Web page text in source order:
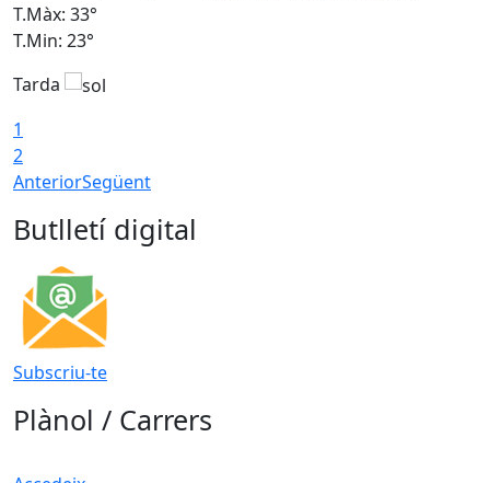
T.Màx: 33°
T.Min: 23°
Tarda
1
2
AnteriorSegüent
Butlletí digital
Subscriu-te
Plànol / Carrers